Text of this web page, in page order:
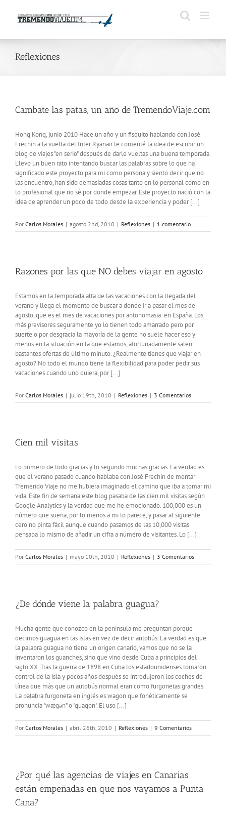
contenido
Reflexiones
Cambate las patas, un año de TremendoViaje.com
Hong Kong, junio 2010 Hace un año y un fisquito hablando con José
Frechín a la vuelta del Inter Ryanair le comenté la idea de escribir un
blog de viajes "en serio" después de darle vueltas una buena temporada.
Llevo un buen rato intentando buscar las palabras sobre lo que ha
significado este proyecto para mi como persona y siento decir que no
las encuentro, han sido demasiadas cosas tanto en lo personal como en
lo profesional que no sé por donde empezar. Este proyecto nació con la
idea de aprender un poco de todo desde la experiencia y poder [...]
Por Carlos Morales | agosto 2nd, 2010 | Reflexiones | 1 comentario
Razones por las que NO debes viajar en agosto
Estamos en la temporada alta de las vacaciones con la llegada del
verano y llega el momento de buscar a donde ir a pasar el mes de
agosto, que es el mes de vacaciones por antonomasia en España. Los
más previsores seguramente yo lo tienen todo amarrado pero por
suerte o por desgracia la mayoría de la gente no suele hacer eso y
menos en la situación en la que estamos, afortunadamente salen
bastantes ofertas de último minuto. ¿Realmente tienes que viajar en
agosto? No todo el mundo tiene la flexibilidad para poder pedir sus
vacaciones cuando uno quiera, por [...]
Por Carlos Morales | julio 19th, 2010 | Reflexiones | 3 Comentarios
Cien mil visitas
Lo primero de todo gracias y lo segundo muchas gracias. La verdad es
que el verano pasado cuando hablaba con José Frechín de montar
Tremendo Viaje no me hubiera imaginado el camino que iba a tomar mi
vida. Este fin de semana este blog pasaba de las cien mil visitas según
Google Analytics y la verdad que me he emocionado. 100,000 es un
número que suena, por lo menos a mi lo parece, y pasar al siguiente
cero no pinta fácil aunque cuando pasamos de las 10,000 visitas
pensaba lo mismo de añadir un cifra a número de visitantes. Lo [...]
Por Carlos Morales | mayo 10th, 2010 | Reflexiones | 3 Comentarios
¿De dónde viene la palabra guagua?
Mucha gente que conozco en la península me preguntan porque
decimos guagua en las islas en vez de decir autobús. La verdad es que
la palabra guagua no tiene un origen canario, vamos que no se la
inventaron los guanches, sino que vino desde Cuba a principios del
siglo XX. Tras la guerra de 1898 en Cuba los estadounidenses tomaron
control de la isla y pocos años después se introdujeron los coches de
línea que más que un autobús normal eran como furgonetas grandes.
La palabra furgoneta en inglés es wagon que fonéticamente se
pronuncia "wægən" o "guagon". El uso [...]
Por Carlos Morales | abril 26th, 2010 | Reflexiones | 9 Comentarios
¿Por qué las agencias de viajes en Canarias
están empeñadas en que nos vayamos a Punta
Cana?